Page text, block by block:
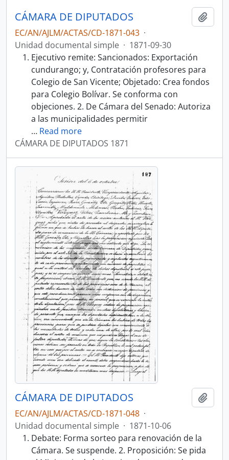
CÁMARA DE DIPUTADOS
EC/AN/AJLM/ACTAS/CD-1871-043 ·
Unidad documental simple · 1871-09-30
Ejecutivo remite: Sancionados: Exportación
cundurango; y, Contratación profesores para
Colegio de San Vicente; Objetado: Crea fondos
para Colegio Bolívar. Se conforma con
objeciones. 2. De Cámara del Senado: Autoriza
a las municipalidades permitir
… Read more
CÁMARA DE DIPUTADOS 1871
CÁMARA DE DIPUTADOS
EC/AN/AJLM/ACTAS/CD-1871-048 ·
Unidad documental simple · 1871-10-06
Debate: Forma sorteo para renovación de la
Cámara. Se suspende. 2. Proposición: Se pida